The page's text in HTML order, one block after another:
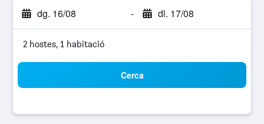
dg. 16/08 - dl. 17/08
2 hostes, 1 habitació
Cerca